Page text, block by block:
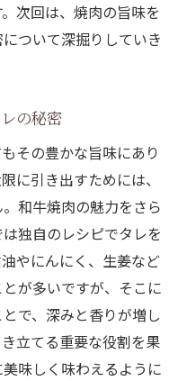
次回は、焼肉の旨味を
ついて深掘りしていき
の秘密
その豊かな旨味にあり
に引き出すためには、
和牛焼肉の魅力をさら
独自のレシピでタレを
やにんにく、生姜など
が多いですが、そこに
で、深みと香りが増し
立てる重要な役割を果
味しく味わえるように